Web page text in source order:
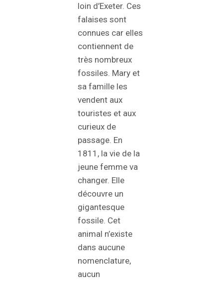
loin d’Exeter. Ces
falaises sont
connues car elles
contiennent de
très nombreux
fossiles. Mary et
sa famille les
vendent aux
touristes et aux
curieux de
passage. En
1811, la vie de la
jeune femme va
changer. Elle
découvre un
gigantesque
fossile. Cet
animal n’existe
dans aucune
nomenclature,
aucun